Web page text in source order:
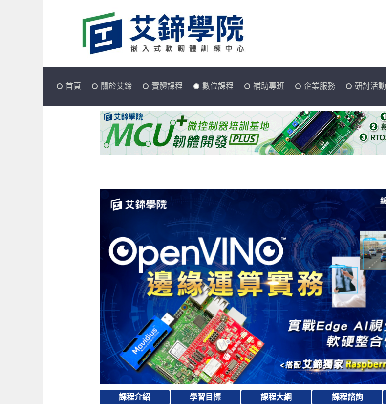
首頁 關於艾鍗 實體課程 數位課程 補助專班 企業服務 研討活動
課程介紹 學習目標 課程大綱 課程諮詢